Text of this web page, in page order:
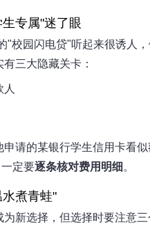
专属"迷了眼
"校园闪电贷"听起来很诱人
三大隐藏关卡：
请的某银行学生信用卡看
定要逐条核对费用明细 。
煮青蛙"
新选择，但选择时要注意三